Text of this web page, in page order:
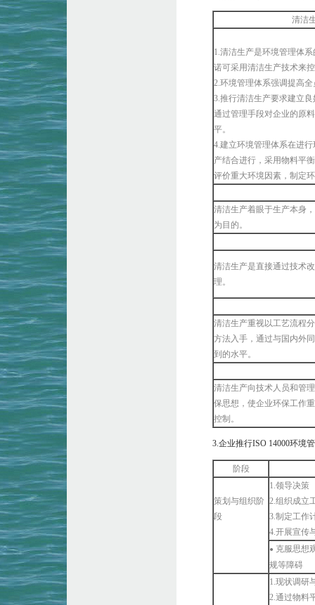
清洁
1.清洁生产是环境管理体
诺可采用清洁生产技术来
2.环境管理体系强调提高
3.推行清洁生产要求建立
通过管理手段对企业的原
平。
4.建立环境管理体系在进
产结合进行，采用物料平
评价重大环境因素，制定
清洁生产着眼于生产本身
为目的。
清洁生产是直接通过技术
理。
清洁生产重视以工艺流程
方法入手，通过与国内外
到的水平。
清洁生产向技术人员和管
保思想，使企业环保工作
控制。
3.企业推行ISO 14000环境
阶段
策划与组织阶
段
1.领导决策
2.组织成立
3.制定工作
4.开展宣传
● 克服思想
规等障碍
1.现状调研
2.通过物料